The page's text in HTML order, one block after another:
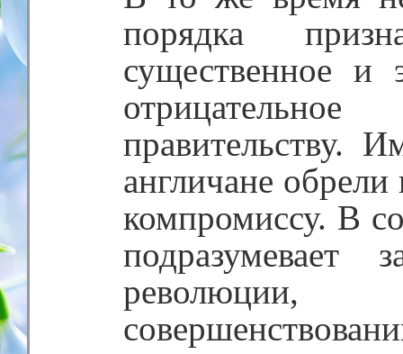
порядка
существенное и
правительству.
англичане
компромиссу. В